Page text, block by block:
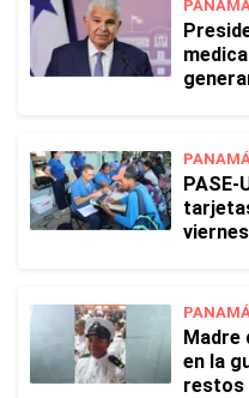
PASE-
Madre
en la
restos